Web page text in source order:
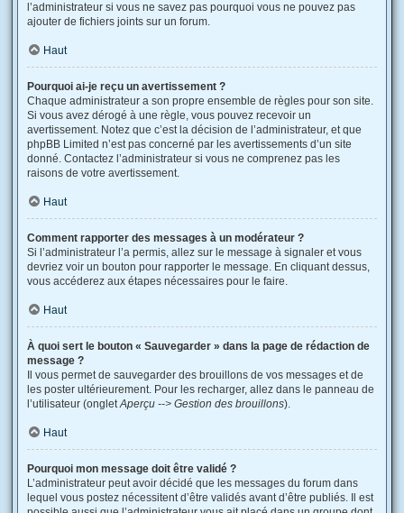
l’administrateur si vous ne savez pas pourquoi vous ne pouvez pas
ajouter de fichiers joints sur un forum.
Haut
Pourquoi ai-je reçu un avertissement ?
Chaque administrateur a son propre ensemble de règles pour son site.
Si vous avez dérogé à une règle, vous pouvez recevoir un
avertissement. Notez que c’est la décision de l’administrateur, et que
phpBB Limited n’est pas concerné par les avertissements d’un site
donné. Contactez l’administrateur si vous ne comprenez pas les
raisons de votre avertissement.
Haut
Comment rapporter des messages à un modérateur ?
Si l’administrateur l’a permis, allez sur le message à signaler et vous
devriez voir un bouton pour rapporter le message. En cliquant dessus,
vous accéderez aux étapes nécessaires pour le faire.
Haut
À quoi sert le bouton « Sauvegarder » dans la page de rédaction de
message ?
Il vous permet de sauvegarder des brouillons de vos messages et de
les poster ultérieurement. Pour les recharger, allez dans le panneau de
l’utilisateur (ongletAperçu --> Gestion des brouillons).
Haut
Pourquoi mon message doit être validé ?
L’administrateur peut avoir décidé que les messages du forum dans
lequel vous postez nécessitent d’être validés avant d’être publiés. Il est